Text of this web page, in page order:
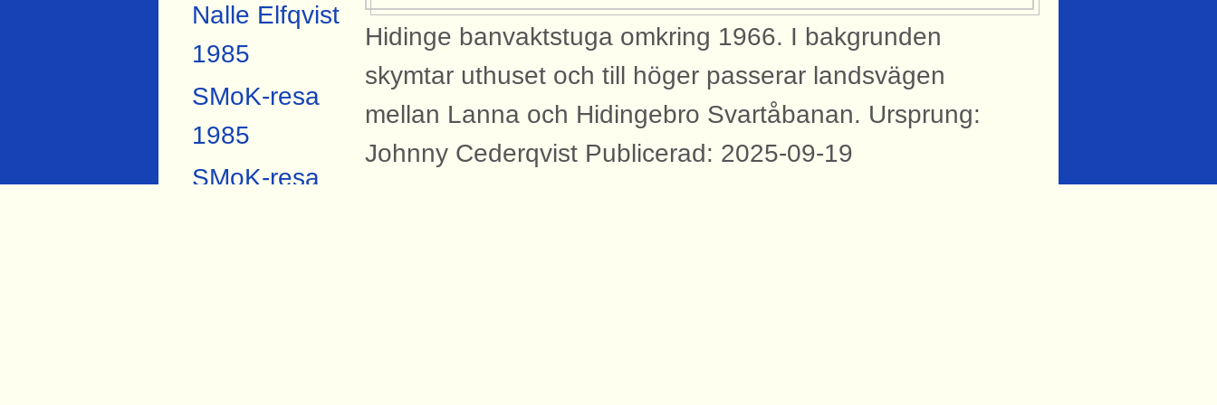
Nalle Elfqvist
1985
SMoK-resa
1985
SMoK-resa
Hidinge banvaktstuga omkring 1966. I bakgrunden
skymtar uthuset och till höger passerar landsvägen
mellan Lanna och Hidingebro Svartåbanan. Ursprung:
Johnny Cederqvist Publicerad: 2025-09-19